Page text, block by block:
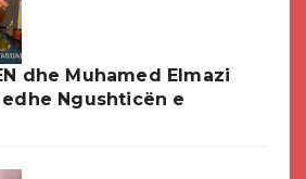
dhe Muhamed Elmazi
Ngushticën e